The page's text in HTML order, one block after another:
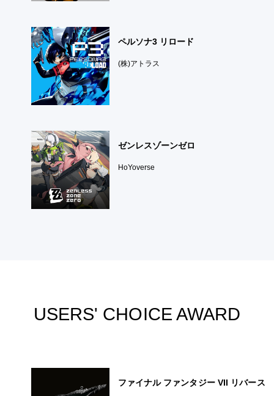
ペルソナ3 リロード
(株)アトラス
ゼンレスゾーンゼロ
HoYoverse
USERS' CHOICE AWARD
ファイナル ファンタジー VII リバース